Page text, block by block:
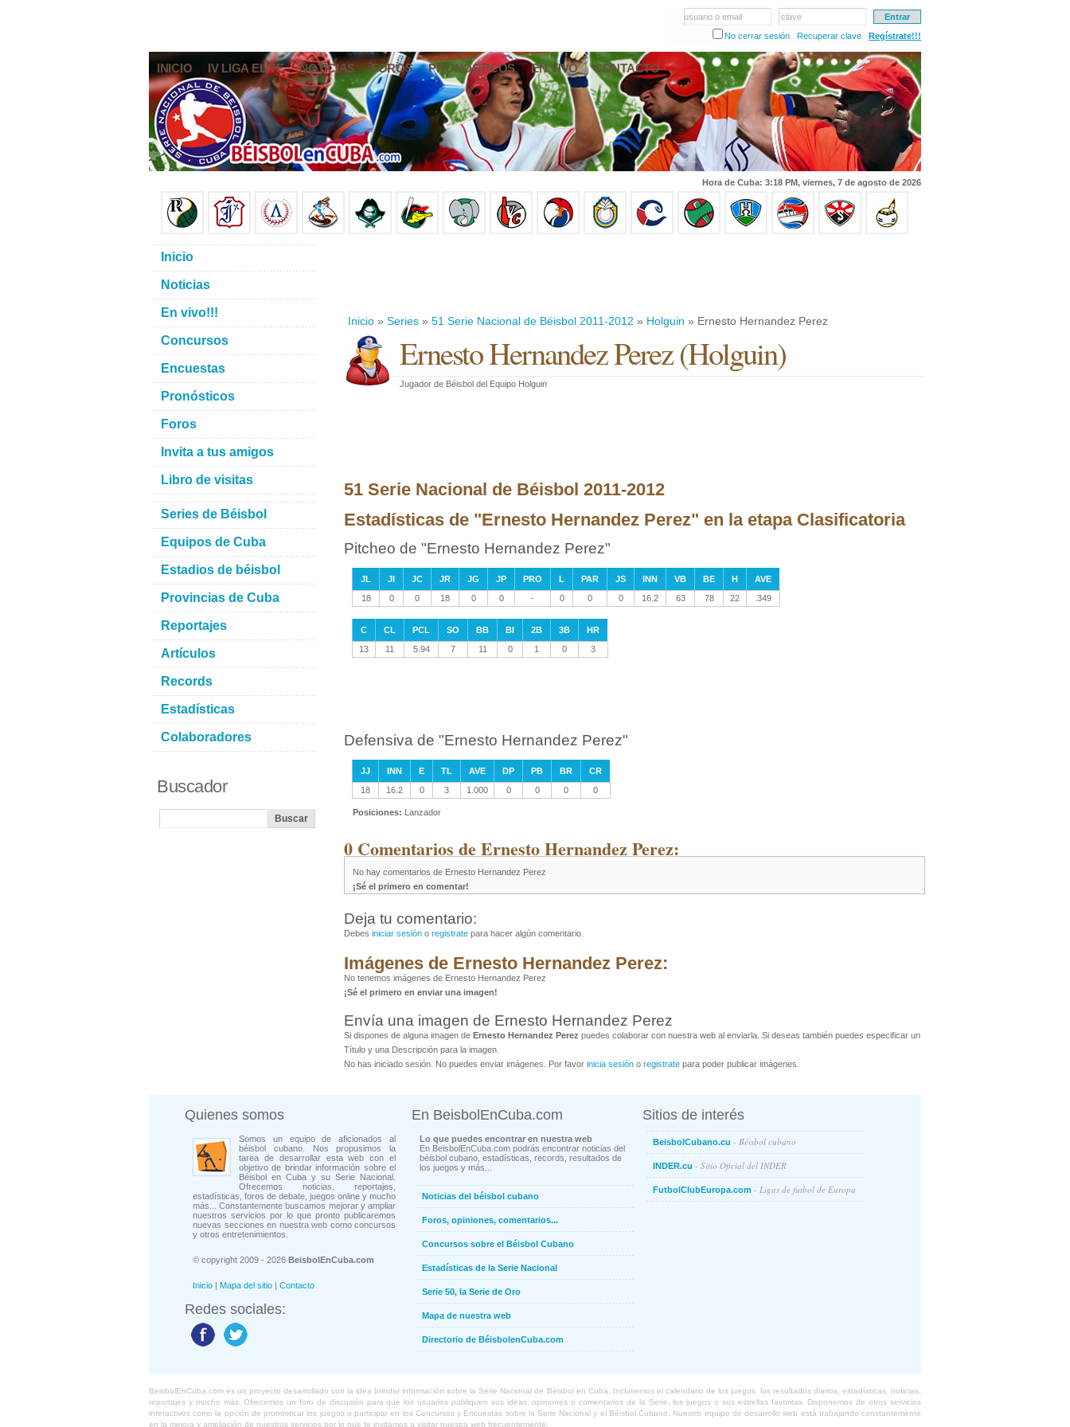
usuario o email
clave
No cerrar sesión
Recuperar clave Regístrate!!!
INICIO IV LIGA ELITE NOTICIAS FOROS PRONÓSTICOS EN VIVO CONTACTO
Hora de Cuba: 3:18 PM, viernes, 7 de agosto de 2026
Inicio » Series » 51 Serie Nacional de Béisbol 2011-2012 » Holguin » Ernesto Hernandez Perez
Ernesto Hernandez Perez(Holguin)
Jugador de Béisbol del Equipo Holguin
51 Serie Nacional de Béisbol 2011-2012
Estadísticas de "Ernesto Hernandez Perez" en la etapa Clasificatoria
Pitcheo de "Ernesto Hernandez Perez"
JL JI JC JR JG JP PRO L PAR JS INN VB BE H
AVE
18
0 0 18 0 0 - 0 0 0 16.2 63 78 22 .349
C CL PCL SO BB BI 2B 3B
HR
13
11 5.94 7 11 0 1 0 3
Defensiva de "Ernesto Hernandez Perez"
JJ INN E TL AVE DP PB BR
CR
18
16.2 0 3 1.000 0 0 0 0
Posiciones: Lanzador
0 Comentarios de Ernesto Hernandez Perez:
No hay comentarios de Ernesto Hernandez Perez
¡Sé el primero en comentar!
Deja tu comentario:
Debes iniciar sesión o registrate para hacer algún comentario.
Imágenes de Ernesto Hernandez Perez:
No tenemos imágenes de Ernesto Hernandez Perez
¡Sé el primero en enviar una imagen!
Envía una imagen de Ernesto Hernandez Perez
Si dispones de alguna imagen de Ernesto Hernandez Perez puedes colaborar con nuestra web al enviarla. Si deseas también puedes especificar un
Título y una Descripción para la imagen.
No has iniciado sesión. No puedes enviar imágenes. Por favor inicia sesión o registrate para poder publicar imágenes.
Inicio
Noticias
En vivo!!!
Concursos
Encuestas
Pronósticos
Foros
Invita a tus amigos
Libro de visitas
Series de Béisbol
Equipos de Cuba
Estadios de béisbol
Provincias de Cuba
Reportajes
Artículos
Records
Estadísticas
Colaboradores
Buscador
Quienes somos
Somos un equipo de aficionados al
béisbol cubano. Nos propusimos la
tarea de desarrollar esta web con el
objetivo de brindar información sobre el
Béisbol en Cuba y su Serie Nacional.
Ofrecemos noticias, reportajes,
estadísticas, foros de debate, juegos online y mucho
más... Constantemente buscamos mejorar y ampliar
nuestros servicios por lo que pronto publicaremos
nuevas secciones en nuestra web como concursos
y otros entretenimientos.
© copyright 2009 - 2026 BeisbolEnCuba.com
Inicio | Mapa del sitio | Contacto
Redes sociales:
En BeisbolEnCuba.com
Lo que puedes encontrar en nuestra web
En BeisbolEnCuba.com podrás encontrar noticias del
béisbol cubano, estadísticas, records, resultados de
los juegos y más...
Noticias del béisbol cubano
Foros, opiniones, comentarios...
Concursos sobre el Béisbol Cubano
Estadísticas de la Serie Nacional
Serie 50, la Serie de Oro
Mapa de nuestra web
Directorio de BéisbolenCuba.com
Sitios de interés
BeisbolCubano.cu - Béisbol cubano
INDER.cu - Sitio Oficial del INDER
FutbolClubEuropa.com - Ligas de futbol de Europa
BeisbolEnCuba.com es un proyecto desarrollado con la idea brindar información sobre la Serie Nacional de Béisbol en Cuba. Incluiremos el calendario de los juegos, los resultados diarios, estadísticas, noticias,
reportajes y mucho más. Ofrecemos un foro de discusión para que los usuarios publiquen sus ideas, opiniones o comentarios de la Serie, los juegos o sus estrellas favoritas. Disponemos de otros servicios
interactivos como la opción de pronosticar los juegos o participar en los Concursos y Encuestas sobre la Serie Nacional y el Béisbol Cubano. Nuestro equipo de desarrollo web está trabajando constantemente
en la mejora y ampliación de nuestros servicios por lo que te invitamos a visitar nuestra web frecuentemente.